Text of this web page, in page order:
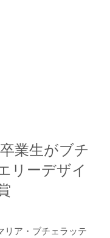
業生がブチ
リーデザイ
リア・ブチェラッテ